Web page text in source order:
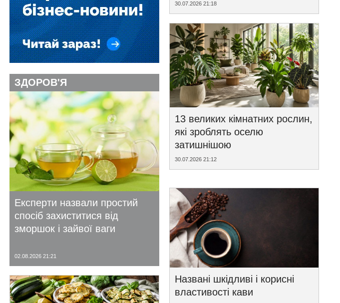
ЗДОРОВ'Я
Експерти назвали простий
спосіб захиститися від
зморшок і зайвої ваги
02.08.2026 21:21
30.07.2026 21:18
13 великих кімнатних рослин,
які зроблять оселю
затишнішою
30.07.2026 21:12
Названі шкідливі і корисні
властивості кави